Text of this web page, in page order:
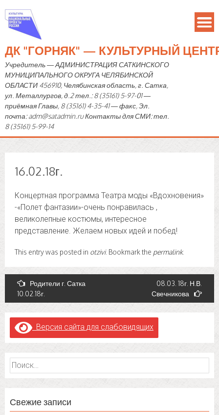
ДК "ГОРНЯК" — КУЛЬТУРНЫЙ
Учредитель — АДМИНИСТРАЦИЯ САТКИНСКОГО
МУНИЦИПАЛЬНОГО ОКРУГА ЧЕЛЯБИНСКОЙ
ОБЛАСТИ 456910, Челябинская область, г. Сатка,
ул. Металлургов, д.2 тел.: 8 (35161) 5-97-01 —
приёмная Главы, 8 (35161) 4-35-41 — факс, Эл.
почта: adm@satadmin.ru Контакты для СМИ: тел.
8 (35161) 5-99-14
16.02.18г.
Концертная программа Театра моды «Вдохновения»
-«Полет фантазии»-очень понравилась ,
великолепные костюмы, интересное
представление. Желаем новых идей и побед!
This entry was posted in otzivi. Bookmark the permalink.
Post
navigation
Родители г. Сатка
10.02.18г.
08.03. 18г. Н.В.
Свечникова
Версия сайта для слабовидящих
Найти:
Свежие записи